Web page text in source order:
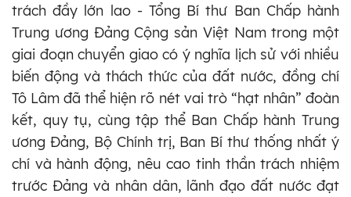
trách đầy lớn lao - Tổng Bí thư Ban Chấp hành
Trung ương Đảng Cộng sản Việt Nam trong một
giai đoạn chuyển giao có ý nghĩa lịch sử với nhiều
biến động và thách thức của đất nước, đồng chí
Tô Lâm đã thể hiện rõ nét vai trò “hạt nhân” đoàn
kết, quy tụ, cùng tập thể Ban Chấp hành Trung
ương Đảng, Bộ Chính trị, Ban Bí thư thống nhất ý
chí và hành động, nêu cao tinh thần trách nhiệm
trước Đảng và nhân dân, lãnh đạo đất nước đạt